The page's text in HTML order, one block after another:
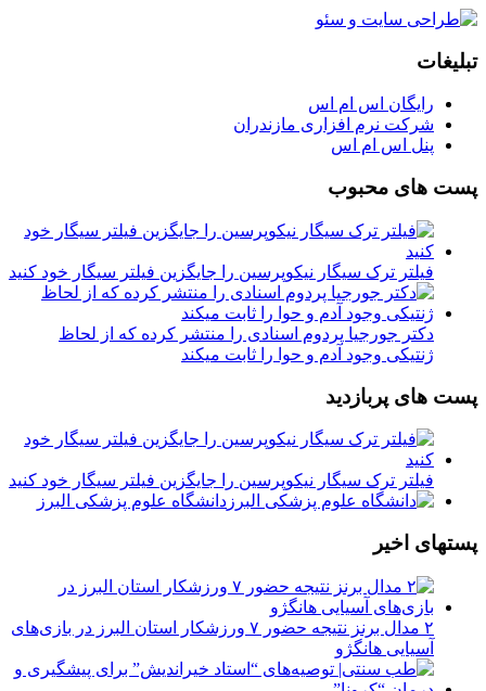
تبلیغات
رایگان اس ام اس
شرکت نرم افزاری مازندران
پنل اس ام اس
پست های محبوب
فیلتر ترک سیگار نیکوپرسین را جایگزین فیلتر سیگار خود کنید
دکتر جورجیا پردوم اسنادی را منتشر کرده که از لحاظ
ژنتیکی وجود آدم و حوا را ثابت میکند
پست های پربازدید
فیلتر ترک سیگار نیکوپرسین را جایگزین فیلتر سیگار خود کنید
دانشگاه علوم پزشکی البرز
پستهای اخیر
۲ مدال برنز نتیجه حضور ۷ ورزشکار استان البرز در بازی‌های
آسیایی هانگژو